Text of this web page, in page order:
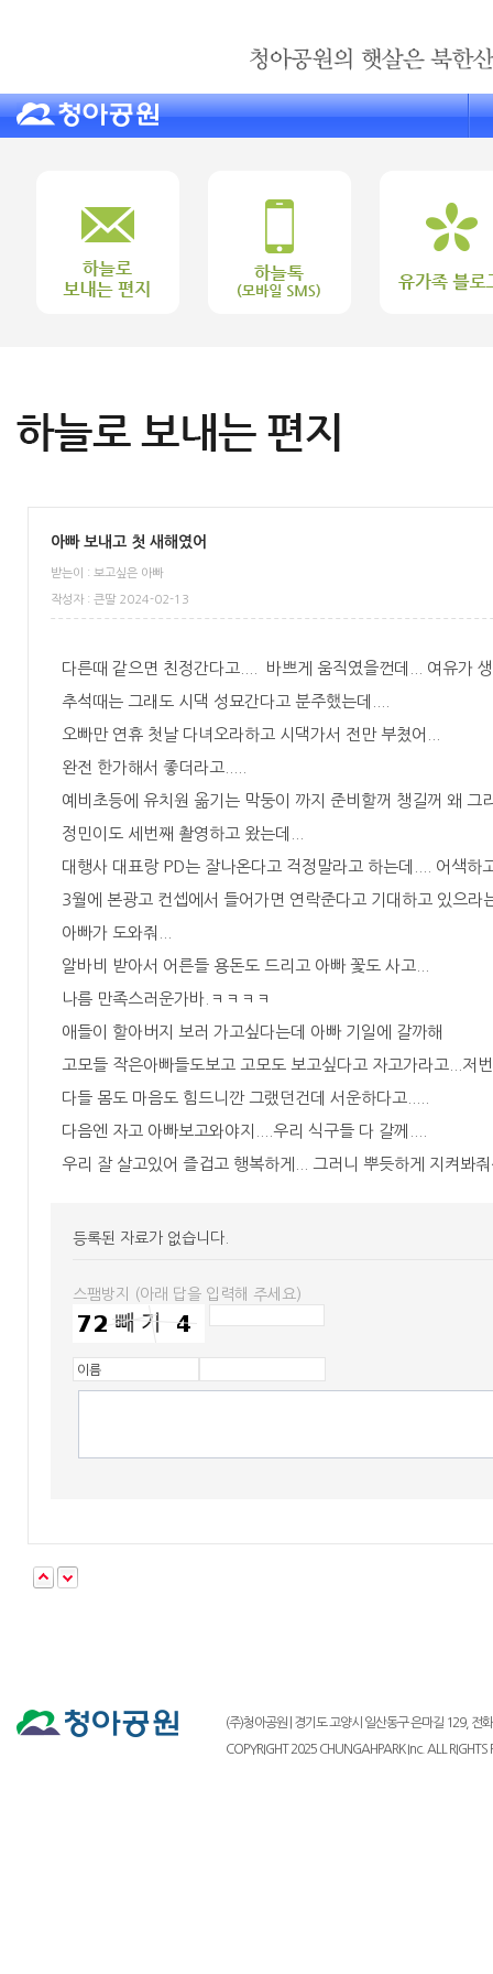
아빠 보내고 첫 새해였어
받는이 : 보고싶은 아빠
작성자 : 큰딸 2024-02-13
다른때 같으면 친정간다고.... 바쁘게 움직였을껀데... 여유가
추석때는 그래도 시댁 성묘간다고 분주했는데....
오빠만 연휴 첫날 다녀오라하고 시댁가서 전만 부쳤어...
완전 한가해서 좋더라고.....
예비초등에 유치원 옮기는 막둥이 까지 준비할꺼 챙길꺼 왜 그
정민이도 세번째 촬영하고 왔는데...
대행사 대표랑 PD는 잘나온다고 걱정말라고 하는데.... 어색하
3월에 본광고 컨셉에서 들어가면 연락준다고 기대하고 있으라
아빠가 도와줘...
알바비 받아서 어른들 용돈도 드리고 아빠 꽃도 사고...
나름 만족스러운가바.ㅋㅋㅋㅋ
애들이 할아버지 보러 가고싶다는데 아빠 기일에 갈까해
고모들 작은아빠들도보고 고모도 보고싶다고 자고가라고...저
다들 몸도 마음도 힘드니깐 그랬던건데 서운하다고.....
다음엔 자고 아빠보고와야지....우리 식구들 다 갈께....
우리 잘 살고있어 즐겁고 행복하게... 그러니 뿌듯하게 지켜봐
등록된 자료가 없습니다.
스팸방지 (아래 답을 입력해 주세요)
(주)청아공원 | 경기도 고양시 일산동구 은마길 129,
COPYRIGHT 2025 CHUNGAHPARK Inc. ALL RIGHTS